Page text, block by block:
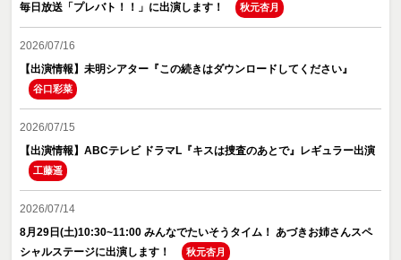
毎日放送「プレバト！！」に出演します！
秋元杏月
2026/07/16
【出演情報】未明シアター『この続きはダウンロードしてください』
谷口彩菜
2026/07/15
【出演情報】ABCテレビ ドラマL『キスは捜査のあとで』レギュラー出演
工藤遥
2026/07/14
8月29日(土)10:30~11:00 みんなでたいそうタイム！ あづきお姉さんスペ
シャルステージに出演します！
秋元杏月